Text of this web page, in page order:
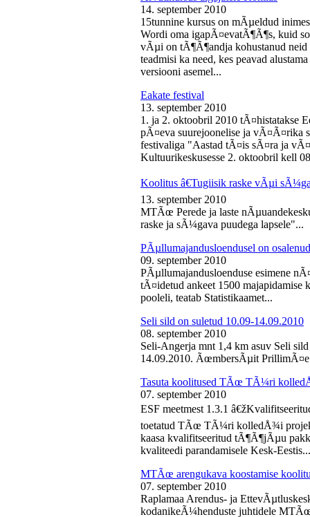
14. september 2010
15tunnine kursus on mÃµeldud
Wordi oma igapÃ¤evatÃ¶Ã¶s, kuid
vÃµi on tÃ¶Ã¶andja kohustanud neid
teadmisi ka need, kes peavad
versiooni asemel...
Eakate festival
13. september 2010
1. ja 2. oktoobril 2010 tÃ¤histatakse
pÃ¤eva suurejoonelise ja vÃ¤Ã¤rika
festivaliga "Aastad tÃ¤is sÃ¤ra ja
Kultuurikeskusesse 2. oktoobril kell
Koolitus â€Tugiisik raske vÃµi
13. september 2010
MTÃœ Perede ja laste
raske ja sÃ¼gava puudega lapsele"...
PÃµllumajandusloendusel on
09. september 2010
PÃµllumajandusloenduse esimene
tÃ¤idetud ankeet 1500 majapidamise
pooleli, teatab Statistikaamet...
Seli sild on suletud 10.09-14.09.2010
08. september 2010
Seli-Angerja mnt 1,4 km asuv Seli
14.09.2010. ÃœmbersÃµit
Tasuta koolitused TÃœ TÃ¼ri
07. september 2010
ESF meetmest 1.3.1
toetatud TÃœ TÃ¼ri kolledÅ¾i
kaasa kvalifitseeritud tÃ¶Ã¶jÃµu
kvaliteedi parandamisele Kesk-Eestis...
MTÃœ arengukava koostamise
07. september 2010
Raplamaa Arendus- ja
kodanikeÃ¼henduste juhtidele